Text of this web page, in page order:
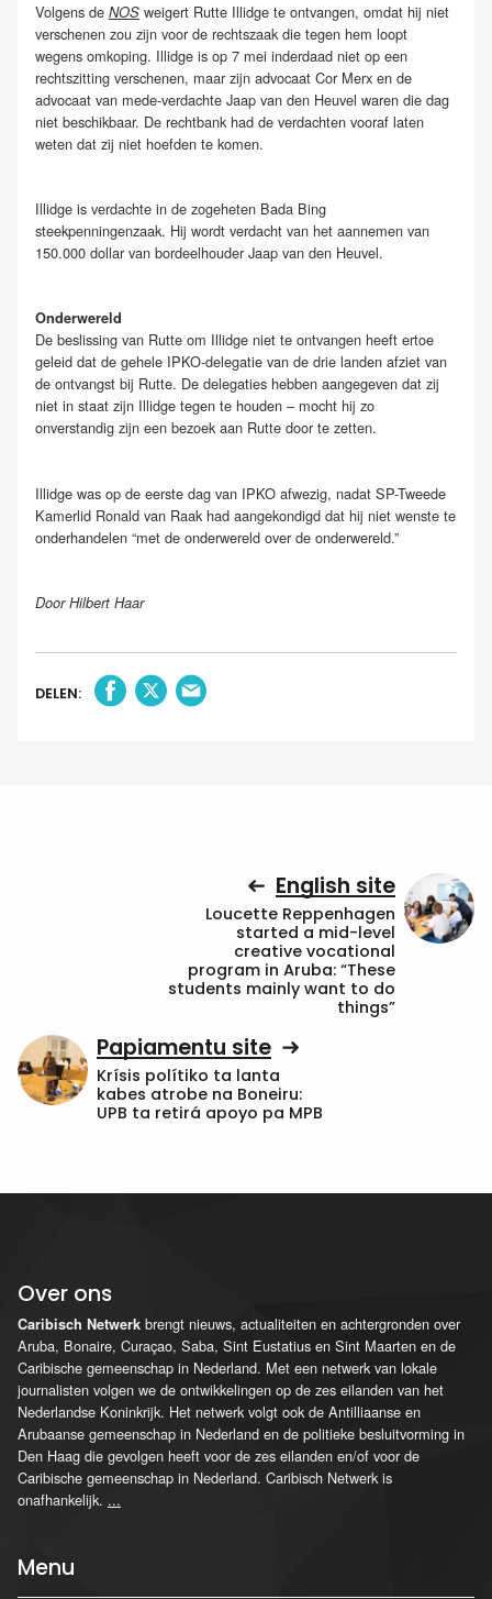
Volgens de NOS weigert Rutte Illidge te ontvangen, omdat hij niet
verschenen zou zijn voor de rechtszaak die tegen hem loopt
wegens omkoping. Illidge is op 7 mei inderdaad niet op een
rechtszitting verschenen, maar zijn advocaat Cor Merx en de
advocaat van mede-verdachte Jaap van den Heuvel waren die dag
niet beschikbaar. De rechtbank had de verdachten vooraf laten
weten dat zij niet hoefden te komen.
Illidge is verdachte in de zogeheten Bada Bing
steekpenningenzaak. Hij wordt verdacht van het aannemen van
150.000 dollar van bordeelhouder Jaap van den Heuvel.
Onderwereld
De beslissing van Rutte om Illidge niet te ontvangen heeft ertoe
geleid dat de gehele IPKO-delegatie van de drie landen afziet van
de ontvangst bij Rutte. De delegaties hebben aangegeven dat zij
niet in staat zijn Illidge tegen te houden – mocht hij zo
onverstandig zijn een bezoek aan Rutte door te zetten.
Illidge was op de eerste dag van IPKO afwezig, nadat SP-Tweede
Kamerlid Ronald van Raak had aangekondigd dat hij niet wenste te
onderhandelen “met de onderwereld over de onderwereld.”
Door Hilbert Haar
DELEN:
English site
Loucette Reppenhagen
started a mid-level
creative vocational
program in Aruba: “These
students mainly want to do
things”
Papiamentu site
Krísis polítiko ta lanta
kabes atrobe na Boneiru:
UPB ta retirá apoyo pa MPB
Over ons
Caribisch Netwerk brengt nieuws, actualiteiten en achtergronden over
Aruba, Bonaire, Curaçao, Saba, Sint Eustatius en Sint Maarten en de
Caribische gemeenschap in Nederland. Met een netwerk van lokale
journalisten volgen we de ontwikkelingen op de zes eilanden van het
Nederlandse Koninkrijk. Het netwerk volgt ook de Antilliaanse en
Arubaanse gemeenschap in Nederland en de politieke besluitvorming in
Den Haag die gevolgen heeft voor de zes eilanden en/of voor de
Caribische gemeenschap in Nederland. Caribisch Netwerk is
onafhankelijk. ...
Menu